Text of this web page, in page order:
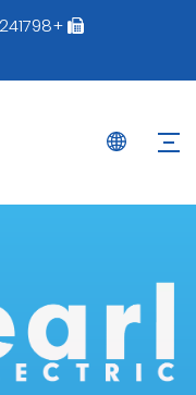

+86-18826241798 |